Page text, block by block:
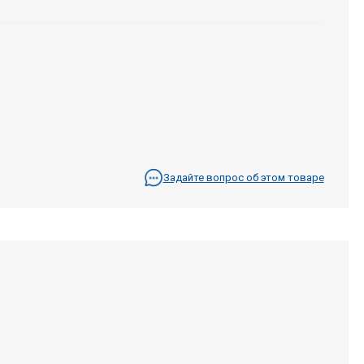
Задайте вопрос об этом товаре